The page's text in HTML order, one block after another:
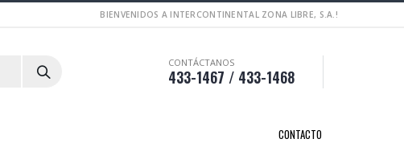
BIENVENIDOS A INTERCONTINENTAL ZONA LIBRE, S.A.!
CONTÁCTANOS
433-1467 / 433-1468
CONTACTO